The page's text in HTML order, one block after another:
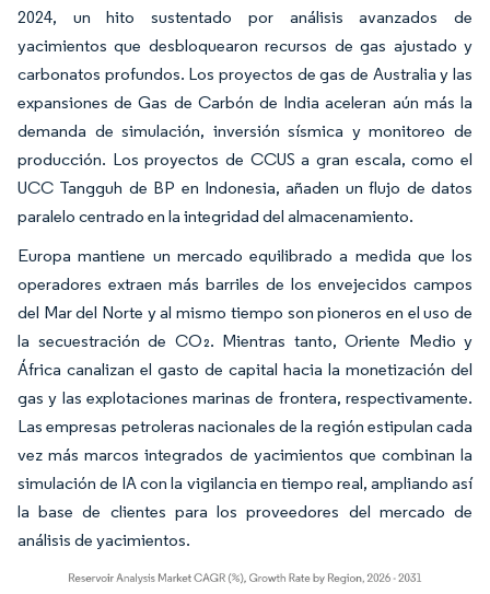
2024, un hito sustentado por análisis avanzados de
yacimientos que desbloquearon recursos de gas ajustado y
carbonatos profundos. Los proyectos de gas de Australia y las
expansiones de Gas de Carbón de India aceleran aún más la
demanda de simulación, inversión sísmica y monitoreo de
producción. Los proyectos de CCUS a gran escala, como el
UCC Tangguh de BP en Indonesia, añaden un flujo de datos
paralelo centrado en la integridad del almacenamiento.
Europa mantiene un mercado equilibrado a medida que los
operadores extraen más barriles de los envejecidos campos
del Mar del Norte y al mismo tiempo son pioneros en el uso de
la secuestración de CO₂. Mientras tanto, Oriente Medio y
África canalizan el gasto de capital hacia la monetización del
gas y las explotaciones marinas de frontera, respectivamente.
Las empresas petroleras nacionales de la región estipulan cada
vez más marcos integrados de yacimientos que combinan la
simulación de IA con la vigilancia en tiempo real, ampliando así
la base de clientes para los proveedores del mercado de
análisis de yacimientos.